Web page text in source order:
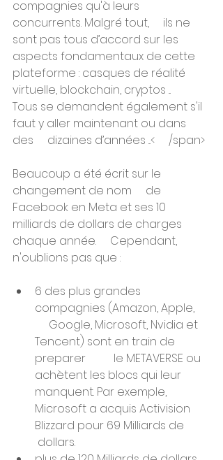
compagnies qu'à leurs
concurrents. Malgré tout,     ils ne
sont pas tous d’accord sur les
aspects fondamentaux de cette
plateforme : casques de réalité
virtuelle, blockchain, cryptos ...
Tous se demandent également s'il
faut y aller maintenant ou dans
des     dizaines d’années ...<     /span>
Beaucoup a été écrit sur le
changement de nom     de
Facebook en Meta et ses 10
milliards de dollars de charges
chaque année.     Cependant,
n'oublions pas que :
6 des plus grandes
compagnies (Amazon, Apple,
     Google, Microsoft, Nvidia et
Tencent) sont en train de
preparer          le METAVERSE ou
achètent les blocs qui leur
manquent. Par exemple,
Microsoft a acquis Activision
Blizzard pour 69 Milliards de
dollars.